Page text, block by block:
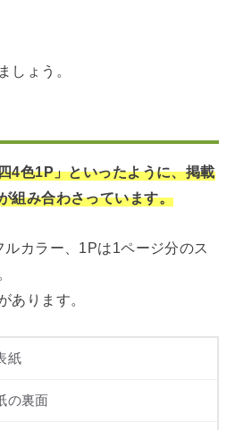
しょう。
4色1P」といったように、掲載
組み合わさっています。
カラー、1Pは1ページ分のス
あります。
紙
の裏面